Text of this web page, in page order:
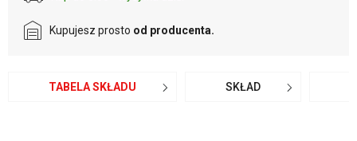
Kupujesz prosto od producenta.
TABELA SKŁADU SKŁAD